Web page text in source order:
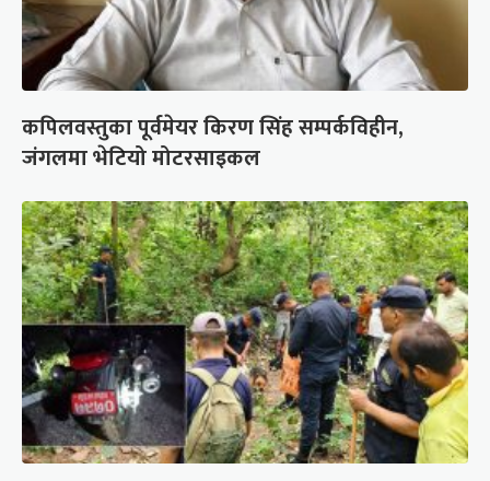
कपिलवस्तुका पूर्वमेयर किरण सिंह सम्पर्कविहीन,
जंगलमा भेटियो मोटरसाइकल